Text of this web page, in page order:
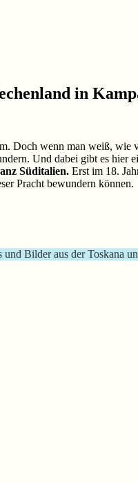
in
Doch wenn man weiß,
Und dabei gibt es hier
Süditalien. Erst im 18.
Pracht bewundern können.
und Bilder aus der Toskana